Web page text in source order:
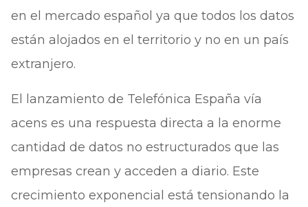
en el mercado español ya que todos los datos
están alojados en el territorio y no en un país
extranjero.
El lanzamiento de Telefónica España vía
acens es una respuesta directa a la enorme
cantidad de datos no estructurados que las
empresas crean y acceden a diario. Este
crecimiento exponencial está tensionando la